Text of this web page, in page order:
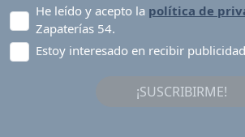
He leído y acepto la política de
Zapaterías 54.
Estoy interesado en recibir
¡SUSCRIBIRME!